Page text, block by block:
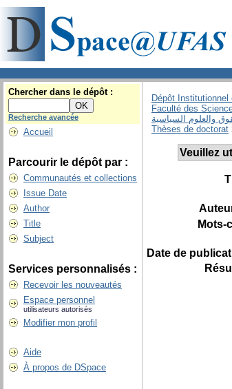
Chercher dans le dépôt :
Recherche avancée
Accueil
Parcourir le dépôt par :
Communautés et collections
Issue Date
Author
Title
Subject
Services personnalisés :
Recevoir les nouveautés
Espace personnel
utilisateurs autorisés
Modifier mon profil
Aide
À propos de DSpace
Dépôt
Faculté des
والعلوم السياسية
Thèses de doctorat
Veuillez
Mots-
Date de